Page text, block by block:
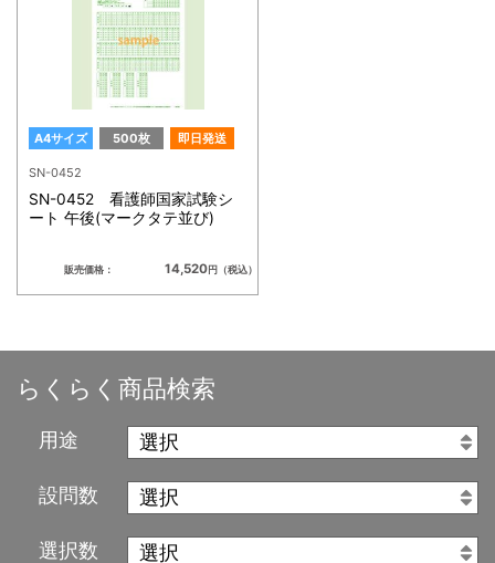
A4サイズ 500枚 即日発送
SN-0452
SN-0452 看護師国家試験シ
ート 午後(マークタテ並び)
販売価格： 14,520円（税込）
らくらく商品検索
用途
設問数
選択数